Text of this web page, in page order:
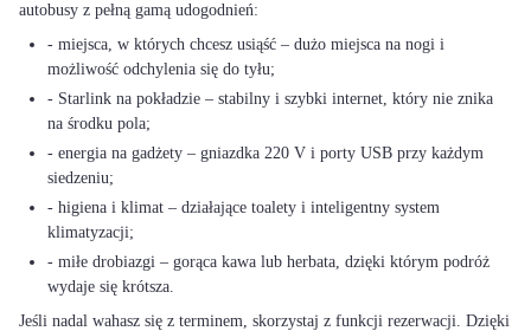
autobusy z pełną gamą udogodnień:
- miejsca, w których chcesz usiąść – dużo miejsca na nogi i
możliwość odchylenia się do tyłu;
- Starlink na pokładzie – stabilny i szybki internet, który nie znika
na środku pola;
- energia na gadżety – gniazdka 220 V i porty USB przy każdym
siedzeniu;
- higiena i klimat – działające toalety i inteligentny system
klimatyzacji;
- miłe drobiazgi – gorąca kawa lub herbata, dzięki którym podróż
wydaje się krótsza.
Jeśli nadal wahasz się z terminem, skorzystaj z funkcji rezerwacji. Dzięki